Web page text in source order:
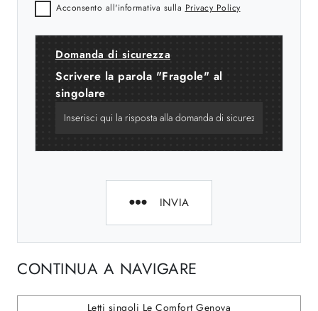
Acconsento all'informativa sulla Privacy Policy
Domanda di sicurezza
Scrivere la parola "Fragole" al
singolare
INVIA
CONTINUA A NAVIGARE
Letti singoli Le Comfort Genova